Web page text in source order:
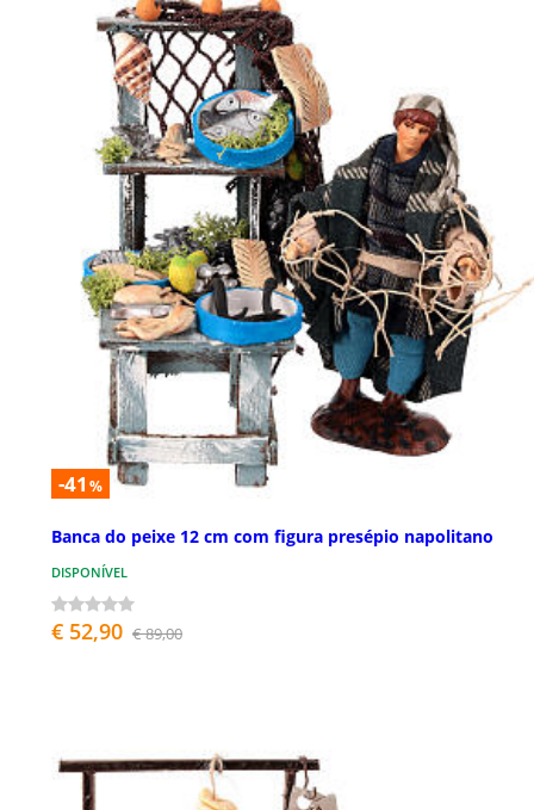
-41 %
Banca do peixe 12 cm com figura presépio napolitano
DISPONÍVEL
€ 52,90 € 89,00